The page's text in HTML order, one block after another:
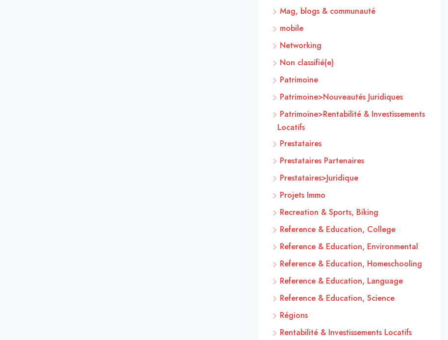
Mag, blogs & communauté
mobile
Networking
Non classifié(e)
Patrimoine
Patrimoine>Nouveautés Juridiques
Patrimoine>Rentabilité & Investissements
Locatifs
Prestataires
Prestataires Partenaires
Prestataires>Juridique
Projets Immo
Recreation & Sports, Biking
Reference & Education, College
Reference & Education, Environmental
Reference & Education, Homeschooling
Reference & Education, Language
Reference & Education, Science
Régions
Rentabilité & Investissements Locatifs